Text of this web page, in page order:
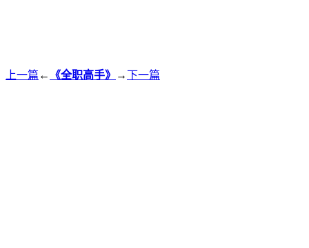
上一篇 ← 《全职高手》 →下一篇